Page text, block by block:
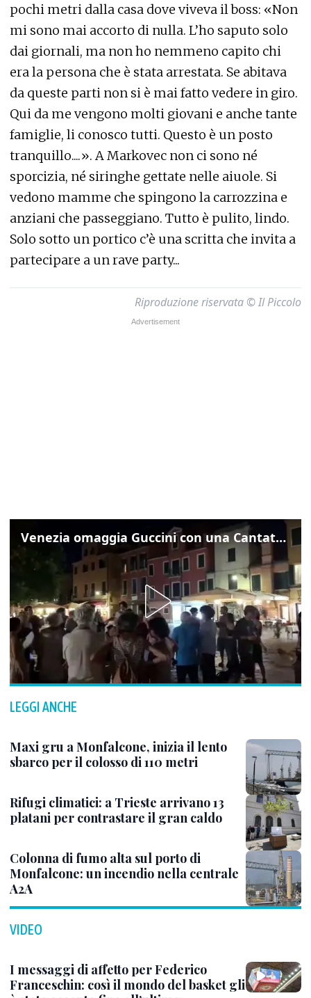
pochi metri dalla casa dove viveva il boss: «Non
mi sono mai accorto di nulla. L’ho saputo solo
dai giornali, ma non ho nemmeno capito chi
era la persona che è stata arrestata. Se abitava
da queste parti non si è mai fatto vedere in giro.
Qui da me vengono molti giovani e anche tante
famiglie, li conosco tutti. Questo è un posto
tranquillo....». A Markovec non ci sono né
sporcizia, né siringhe gettate nelle aiuole. Si
vedono mamme che spingono la carrozzina e
anziani che passeggiano. Tutto è pulito, lindo.
Solo sotto un portico c’è una scritta che invita a
partecipare a un rave party...
Riproduzione riservata © Il Piccolo
Venezia omaggia Guccini con una Cantata Anarchica in campo Santa Margherita
LEGGI ANCHE
Maxi gru a Monfalcone, inizia il lento
sbarco per il colosso di 110 metri
Rifugi climatici: a Trieste arrivano 13
platani per contrastare il gran caldo
Colonna di fumo alta sul porto di
Monfalcone: un incendio nella centrale
A2A
VIDEO
I messaggi di affetto per Federico
Franceschin: così il mondo del basket gli